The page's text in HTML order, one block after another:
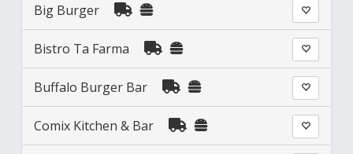
Big Burger
Bistro Ta Farma
Buffalo Burger Bar
Comix Kitchen & Bar